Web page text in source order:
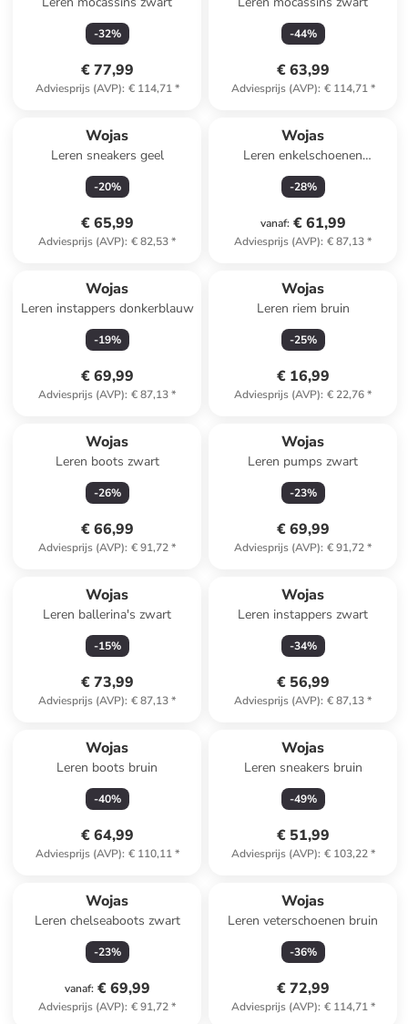
-32%
€ 77,99
Adviesprijs (AVP): € 114,71*
-44%
€ 63,99
Adviesprijs (AVP): € 114,71*
Wojas
Leren sneakers geel
-20%
€ 65,99
Adviesprijs (AVP): € 82,53*
Wojas
Leren enkelschoenen
lichtbruin
-28%
vanaf: € 61,99
Adviesprijs (AVP): € 87,13*
Wojas
Leren instappers donkerblauw
-19%
€ 69,99
Adviesprijs (AVP): € 87,13*
Wojas
Leren riem bruin
-25%
€ 16,99
Adviesprijs (AVP): € 22,76*
Wojas
Leren boots zwart
-26%
€ 66,99
Adviesprijs (AVP): € 91,72*
Wojas
Leren pumps zwart
-23%
€ 69,99
Adviesprijs (AVP): € 91,72*
Wojas
Leren ballerina's zwart
-15%
€ 73,99
Adviesprijs (AVP): € 87,13*
Wojas
Leren instappers zwart
-34%
€ 56,99
Adviesprijs (AVP): € 87,13*
Wojas
Leren boots bruin
-40%
€ 64,99
Adviesprijs (AVP): € 110,11*
Wojas
Leren sneakers bruin
-49%
€ 51,99
Adviesprijs (AVP): € 103,22*
Wojas
Leren chelseaboots zwart
-23%
vanaf: € 69,99
Adviesprijs (AVP): € 91,72*
Wojas
Leren veterschoenen bruin
-36%
€ 72,99
Adviesprijs (AVP): € 114,71*